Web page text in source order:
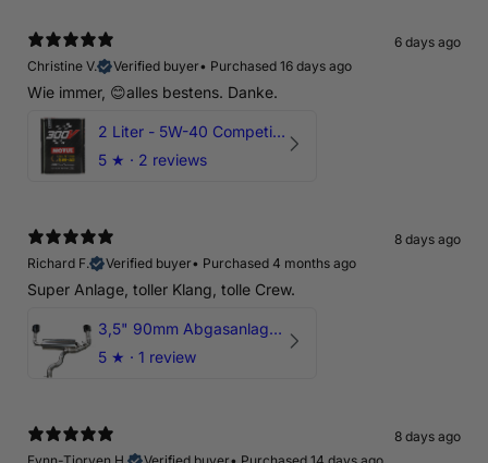
6 days ago
Christine V.
Verified buyer• Purchased 16 days ago
Wie immer, 😊alles bestens. Danke.
2 Liter - 5W-40 Competition 300V Motul Motoröl
5 ★ · 2 reviews
8 days ago
Richard F.
Verified buyer• Purchased 4 months ago
Super Anlage, toller Klang, tolle Crew.
3,5" 90mm Abgasanlage AUDI RSQ3 DNWA 2.5 TFSI
5 ★ · 1 review
8 days ago